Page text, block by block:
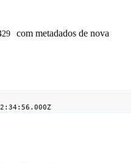
com metadados de nova